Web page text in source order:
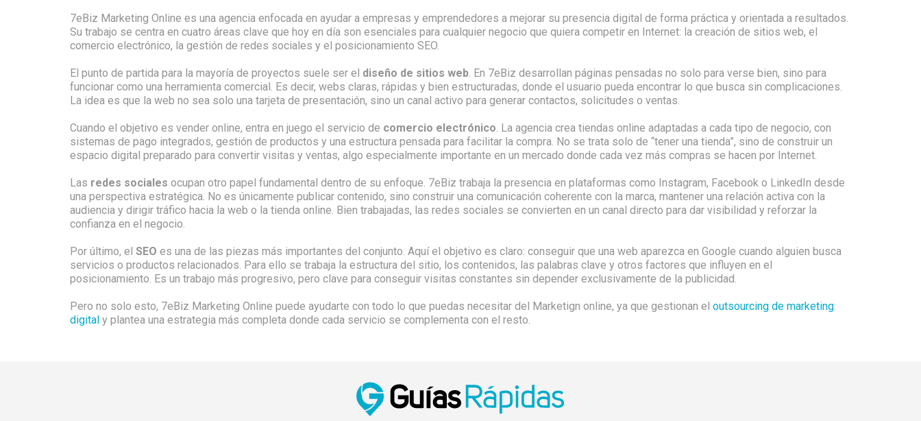
7eBiz Marketing Online es una agencia enfocada en ayudar a empresas y emprendedores a mejorar su presencia digital de forma práctica y orientada a resultados.
Su trabajo se centra en cuatro áreas clave que hoy en día son esenciales para cualquier negocio que quiera competir en Internet: la creación de sitios web, el
comercio electrónico, la gestión de redes sociales y el posicionamiento SEO.
El punto de partida para la mayoría de proyectos suele ser el diseño de sitios web. En 7eBiz desarrollan páginas pensadas no solo para verse bien, sino para
funcionar como una herramienta comercial. Es decir, webs claras, rápidas y bien estructuradas, donde el usuario pueda encontrar lo que busca sin complicaciones.
La idea es que la web no sea solo una tarjeta de presentación, sino un canal activo para generar contactos, solicitudes o ventas.
Cuando el objetivo es vender online, entra en juego el servicio de comercio electrónico. La agencia crea tiendas online adaptadas a cada tipo de negocio, con
sistemas de pago integrados, gestión de productos y una estructura pensada para facilitar la compra. No se trata solo de “tener una tienda”, sino de construir un
espacio digital preparado para convertir visitas y ventas, algo especialmente importante en un mercado donde cada vez más compras se hacen por Internet.
Las redes sociales ocupan otro papel fundamental dentro de su enfoque. 7eBiz trabaja la presencia en plataformas como Instagram, Facebook o LinkedIn desde
una perspectiva estratégica. No es únicamente publicar contenido, sino construir una comunicación coherente con la marca, mantener una relación activa con la
audiencia y dirigir tráfico hacia la web o la tienda online. Bien trabajadas, las redes sociales se convierten en un canal directo para dar visibilidad y reforzar la
confianza en el negocio.
Por último, el SEO es una de las piezas más importantes del conjunto. Aquí el objetivo es claro: conseguir que una web aparezca en Google cuando alguien busca
servicios o productos relacionados. Para ello se trabaja la estructura del sitio, los contenidos, las palabras clave y otros factores que influyen en el
posicionamiento. Es un trabajo más progresivo, pero clave para conseguir visitas constantes sin depender exclusivamente de la publicidad.
Pero no solo esto, 7eBiz Marketing Online puede ayudarte con todo lo que puedas necesitar del Marketign online, ya que gestionan el outsourcing de marketing
digital y plantea una estrategia más completa donde cada servicio se complementa con el resto.